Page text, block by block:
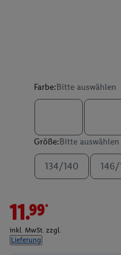
Farbe:Bitte auswählen
Größe:Bitte auswählen
134/140 146/
11.99*
inkl. MwSt. zzgl.
Lieferung